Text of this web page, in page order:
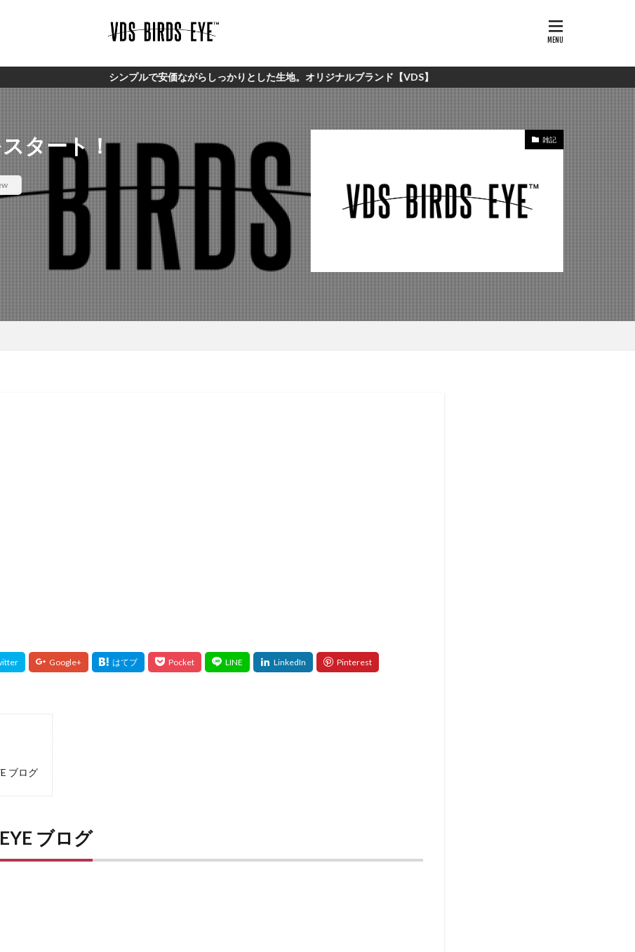
シンプルで安価ながらしっかりとした生地。オリジナルブランド【VDS】
スタート！ 雑記
ブログ
ブログ